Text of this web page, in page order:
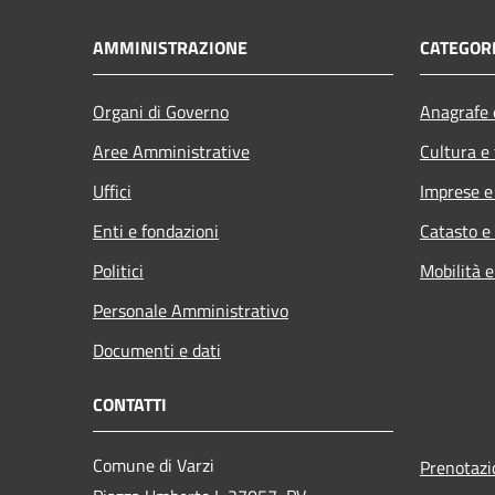
AMMINISTRAZIONE
Organi di Governo
Aree Amministrative
Uffici
Enti e fondazioni
Politici
Personale Amministrativo
Documenti e dati
Cultura
Imprese
Catasto
Mobilità
CONTATTI
Comune di Varzi